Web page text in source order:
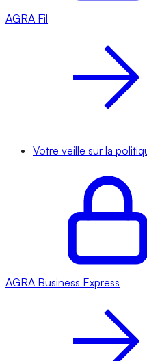
AGRA Fil
Votre veille sur la
AGRA Business Express